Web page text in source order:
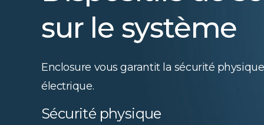
sur le système
Enclosure vous garantit la sécurité
électrique.
Sécurité physique